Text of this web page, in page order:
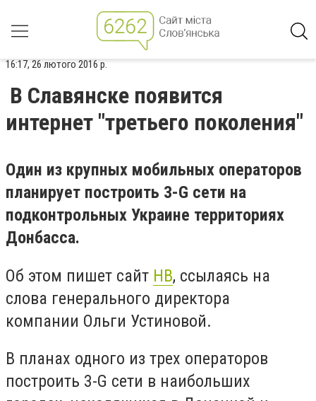
16:17, 26 лютого 2016 р.
В Славянске появится
интернет "третьего поколения"
Один из крупных мобильных операторов
планирует построить 3-G сети на
подконтрольных Украине территориях
Донбасса.
Об этом пишет сайт НВ, ссылаясь на
слова генерального директора
компании Ольги Устиновой.
В планах одного из трех операторов
построить 3-G сети в наибольших